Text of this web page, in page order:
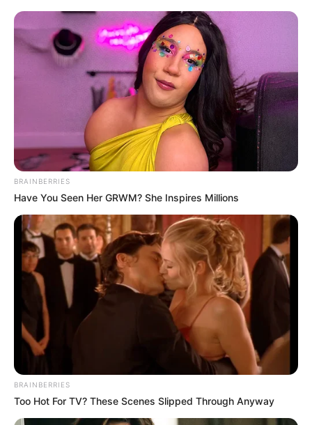
BRAINBERRIES
Have You Seen Her GRWM? She Inspires Millions
BRAINBERRIES
Too Hot For TV? These Scenes Slipped Through Anyway